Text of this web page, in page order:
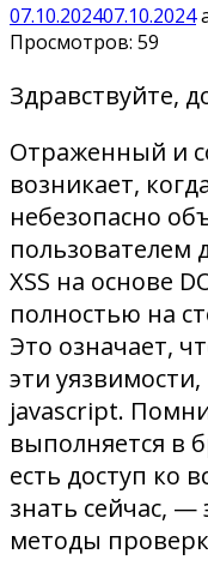
07.10.202407.10.2024
Просмотров: 59
Здравствуйте,
Отраженный и
возникает,
небезопасно
пользователем
XSS на основе
полностью на
Это означает,
эти
javascript.
выполняется в
есть доступ ко
знать сейчас,
методы